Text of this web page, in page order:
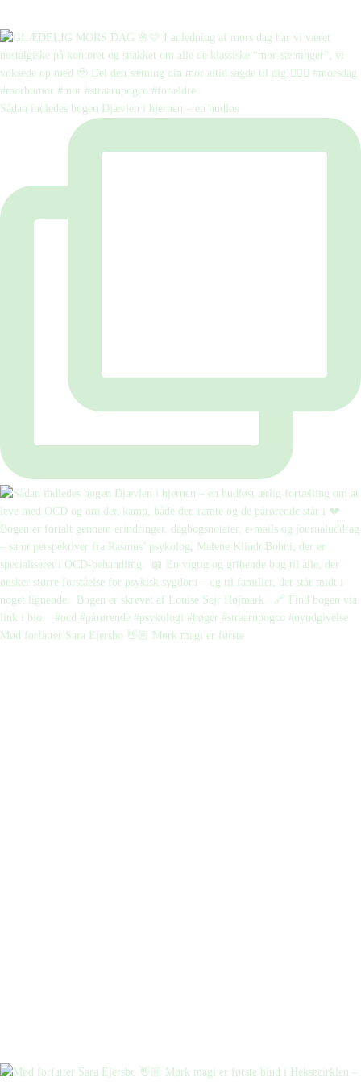
Sådan indledes bogen Djævlen i hjernen – en hudløs
Mød forfatter Sara Ejersbo 👋🏼 Mørk magi er første